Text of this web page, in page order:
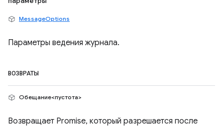
MessageOptions
Параметры ведения журнала.
ВОЗВРАТЫ
Обещание<пустота>
Возвращает Promise, который разрешается после